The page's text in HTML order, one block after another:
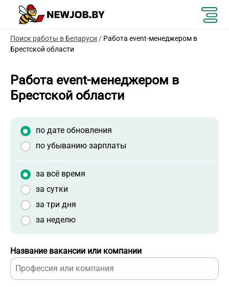
Поиск работы в Беларуси / Работа event-менеджером в
Брестской области
Работа event-менеджером в
Брестской области
Название вакансии или компании
по дате обновления
по убыванию зарплаты
за всё время
за сутки
за три дня
за неделю